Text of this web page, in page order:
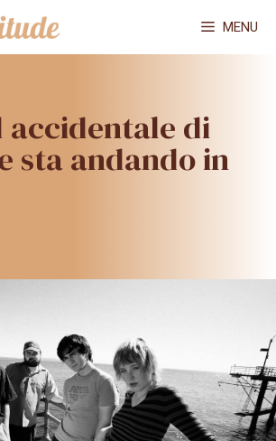
MENU
accidentale di
sta andando in